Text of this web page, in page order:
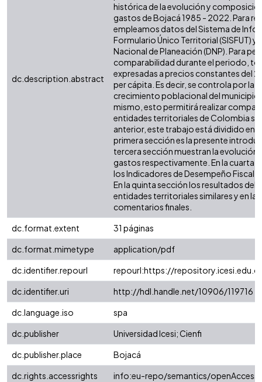
dc.description.abstract
histórica de la evolución y
gastos de Bojacá 1985 - 2022. Para
empleamos datos del Sistema de
Formulario Único Territorial (SISFUT)
Nacional de Planeación (DNP). Para
comparabilidad durante el periodo,
expresadas a precios constantes del
per cápita. Es decir, se controla por la
crecimiento poblacional del municipio
mismo, esto permitirá realizar
entidades territoriales de Colombia
anterior, este trabajo está dividido en
primera sección es la presente
tercera sección muestran la evolución
gastos respectivamente. En la cuarta
los Indicadores de Desempeño Fiscal
En la quinta sección los resultados del
entidades territoriales similares y en la
comentarios finales.
dc.format.extent
31 páginas
dc.format.mimetype
application/pdf
dc.identifier.repourl
repourl:https://
dc.identifier.uri
http://hdl.handle.net/10906/119716
dc.language.iso
spa
dc.publisher
Universidad Icesi; Cienfi
dc.publisher.place
Bojacá
dc.rights.accessrights
info:eu-repo/semantics/openAccess